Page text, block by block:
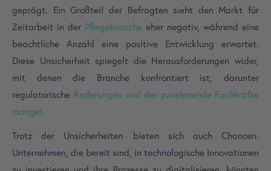
geprägt. Ein Großteil der Befragten sieht den Markt für
Zeitarbeit in der Pflegebranche eher negativ, während eine
beachtliche Anzahl eine positive Entwicklung erwartet.
Diese Unsicherheit spiegelt die Herausforderungen wider,
mit denen die Branche konfrontiert ist, darunter
regulatorische Änderungen und der zunehmende Fachkräfte
mangel.
Trotz der Unsicherheiten bieten sich auch Chancen.
Unternehmen, die bereit sind, in technologische Innovationen